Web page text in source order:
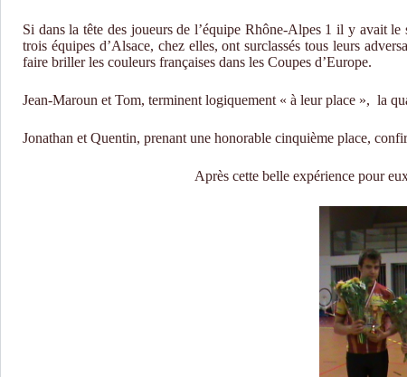
Si dans la tête des joueurs de l’équipe Rhône-Alpes 1 il y avait
trois équipes d’Alsace, chez elles, ont surclassés tous leurs
faire briller les couleurs françaises dans les Coupes d’Europe.
Jean-Maroun et Tom, terminent logiquement « à leur place », la
Jonathan et Quentin, prenant une honorable cinquième place,
Après cette belle expérience pour